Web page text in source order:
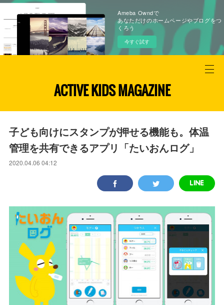
Ameba Owndで
あなただけのホームページやブログをつ
くろう
今すぐ試す
ACTIVE KIDS MAGAZINE
子ども向けにスタンプが押せる機能も。体温
管理を共有できるアプリ「たいおんログ」
2020.04.06 04:12